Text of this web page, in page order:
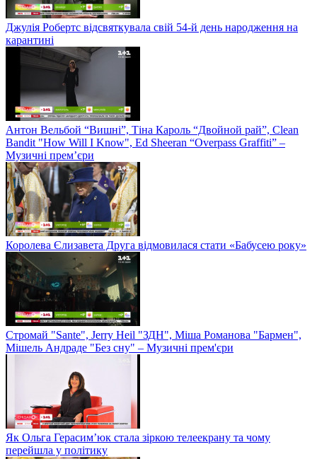
Джулія Робертс відсвяткувала свій 54-й день народження на
карантині
Антон Вельбой “Вишні”, Тіна Кароль “Двойной рай”, Clean
Bandit "How Will I Know", Ed Sheeran “Overpass Graffiti” –
Музичні прем’єри
Королева Єлизавета Друга відмовилася стати «Бабусею року»
Стромай "Sante", Jerry Heil "ЗДН", Міша Романова "Бармен",
Мішель Андраде "Без сну" – Музичні прем'єри
Як Ольга Герасим’юк стала зіркою телеекрану та чому
перейшла у політику